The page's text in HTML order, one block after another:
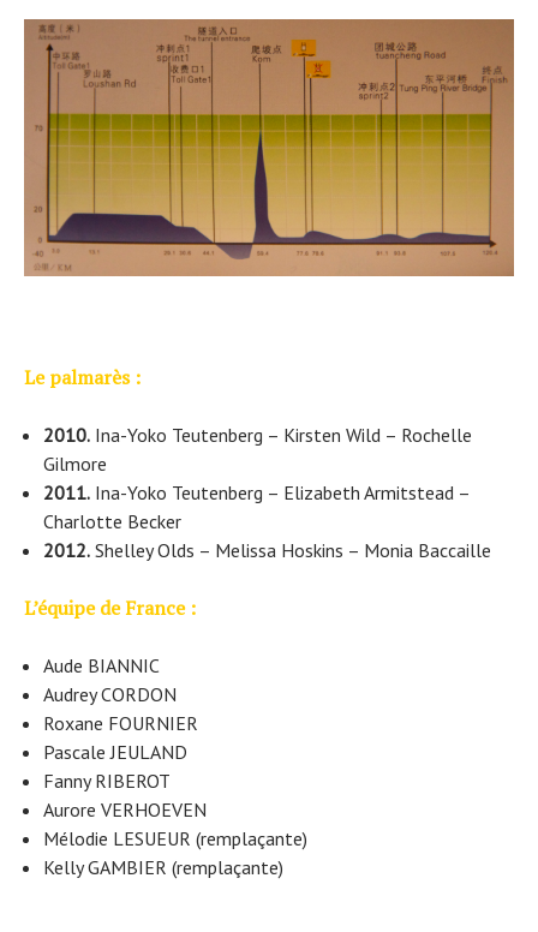
Le palmarès :
2010. Ina-Yoko Teutenberg – Kirsten Wild – Rochelle
Gilmore
2011. Ina-Yoko Teutenberg – Elizabeth Armitstead –
Charlotte Becker
2012. Shelley Olds – Melissa Hoskins – Monia Baccaille
L’équipe de France :
Aude BIANNIC
Audrey CORDON
Roxane FOURNIER
Pascale JEULAND
Fanny RIBEROT
Aurore VERHOEVEN
Mélodie LESUEUR (remplaçante)
Kelly GAMBIER (remplaçante)